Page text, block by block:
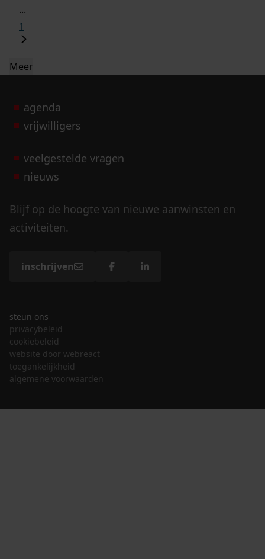
...
1
Meer
agenda
vrijwilligers
veelgestelde vragen
nieuws
Blijf op de hoogte van nieuwe aanwinsten en
activiteiten.
inschrijven
steun ons
privacybeleid
cookiebeleid
website door webreact
toegankelijkheid
algemene voorwaarden